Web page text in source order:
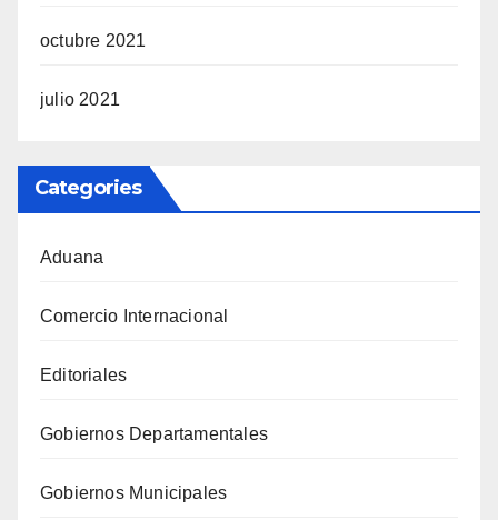
octubre 2021
julio 2021
Categories
Aduana
Comercio Internacional
Editoriales
Gobiernos Departamentales
Gobiernos Municipales